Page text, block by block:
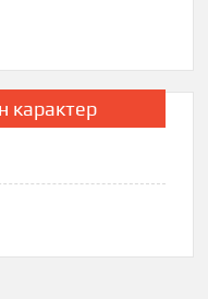
карактер